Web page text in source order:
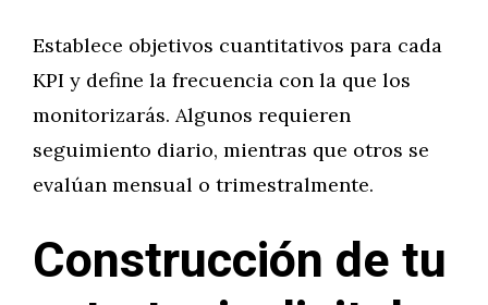
Establece objetivos cuantitativos para cada
KPI y define la frecuencia con la que los
monitorizarás. Algunos requieren
seguimiento diario, mientras que otros se
evalúan mensual o trimestralmente.
Construcción de tu